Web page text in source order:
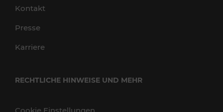
Kontakt
Presse
Karriere
RECHTLICHE HINWEISE UND MEHR